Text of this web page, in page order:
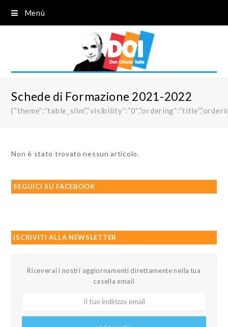
Menù
Schede di Formazione 2021-2022
Non è stato trovato nessun articolo.
SEGUICI SU FACEBOOK
ISCRIVITI ALLA NEWSLETTER
Riceverai i nostri aggiornamenti direttamente nella tua
casella email